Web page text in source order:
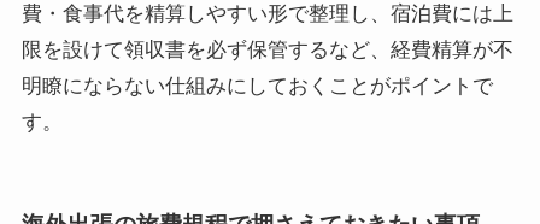
費・食事代を精算しやすい形で整理し、宿泊費には上
限を設けて領収書を必ず保管するなど、経費精算が不
明瞭にならない仕組みにしておくことがポイントで
す。